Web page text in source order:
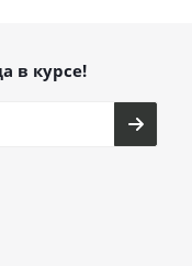
в курсе!